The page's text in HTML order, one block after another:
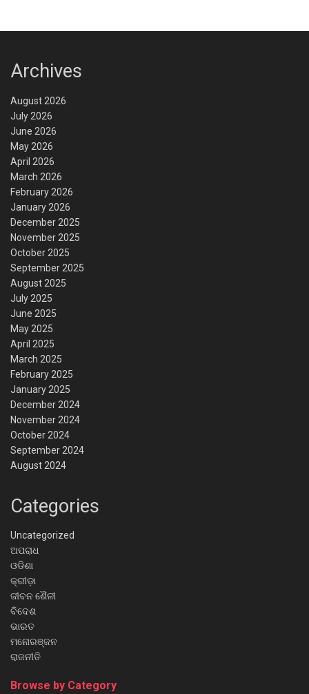
Archives
August 2026
July 2026
June 2026
May 2026
April 2026
March 2026
February 2026
January 2026
December 2025
November 2025
October 2025
September 2025
August 2025
July 2025
June 2025
May 2025
April 2025
March 2025
February 2025
January 2025
December 2024
November 2024
October 2024
September 2024
August 2024
Categories
Uncategorized
ଅପରାଧ
ଓଡିଶା
କ୍ରୀଡ଼ା
ଜୀବନ ଶୈଳୀ
ବିଦେଶ
ଭାରତ
ମନୋରଞ୍ଜନ
ରାଜନୀତି
Browse by Category